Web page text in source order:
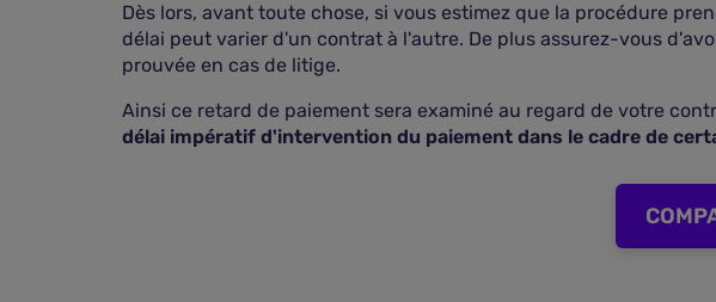
Dès lors, avant toute chose, si vous estimez que la procédure
délai peut varier d'un contrat à l'autre. De plus assurez-vous
prouvée en cas de litige.
Ainsi ce retard de paiement sera examiné au regard de votre
délai impératif d'intervention du paiement dans le cadre de